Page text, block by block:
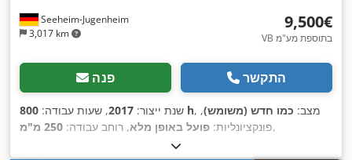
Seeheim-Jugenheim
3,017 km
‏9,500 ‏€
VB בתוספת מע"מ
פנה התקשר
שנת ייצור: 2017, שעות עבודה: 800 h , מצב: כמו חדש (משומש),
פונקציונליות: פועל באופן מלא, רוחב עבודה: 250 מ"מ ,